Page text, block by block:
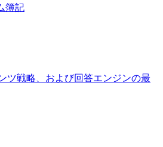
簿記
ツ戦略、および回答エンジンの最